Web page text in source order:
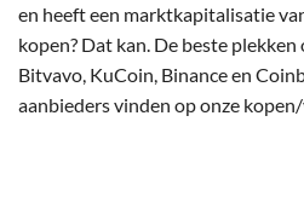
en heeft een marktkapitalisatie
kopen? Dat kan. De beste
Bitvavo, KuCoin, Binance en
aanbieders vinden op onze